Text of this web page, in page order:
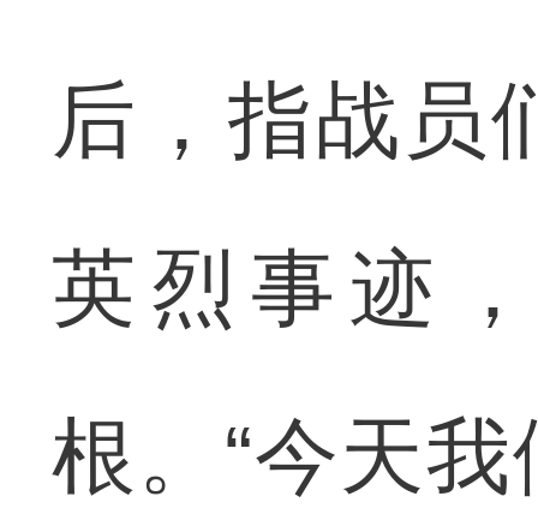
后，指战员
英烈事迹
根。“今天